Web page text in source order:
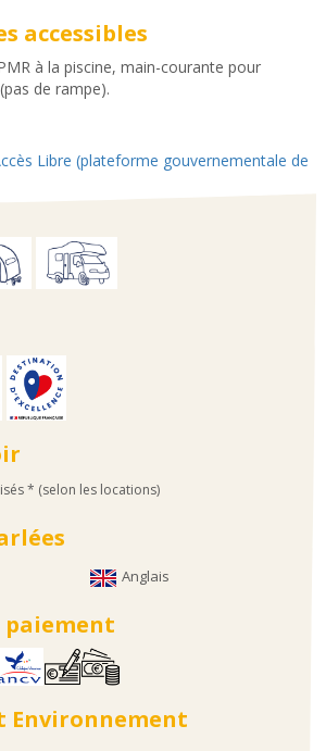
accessibles
à la piscine, main-courante pour
de rampe).
Libre (plateforme gouvernementale de
* (selon les locations)
Anglais
paiement
Environnement